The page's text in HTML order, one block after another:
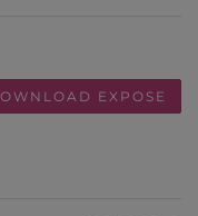
EXPOSE